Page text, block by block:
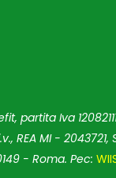
partita Iva
REA MI -
- Roma. Pec: